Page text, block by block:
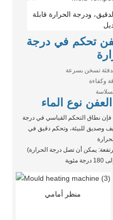
ودرجة الحرارة قابلة
تحكم في درجة
تسخن بسرعة
وكفاءة
نوع الماء
فإن نطاق التحكم القياسي في درجة
مئوية، نظيف وصديق للبيئة، وتحكم دقيق في
(يمكن تخصيص نوع درجة الحرارة المرتفعة: يمكن أن تصل درجة الحرارة
منظر أمامي